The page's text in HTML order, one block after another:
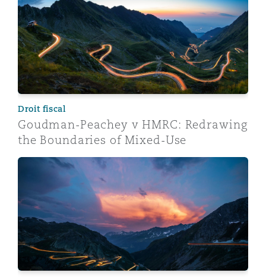
Droit fiscal
Goudman-Peachey v HMRC: Redrawing
the Boundaries of Mixed-Use
Upwards only rent reviews outlawed: what this